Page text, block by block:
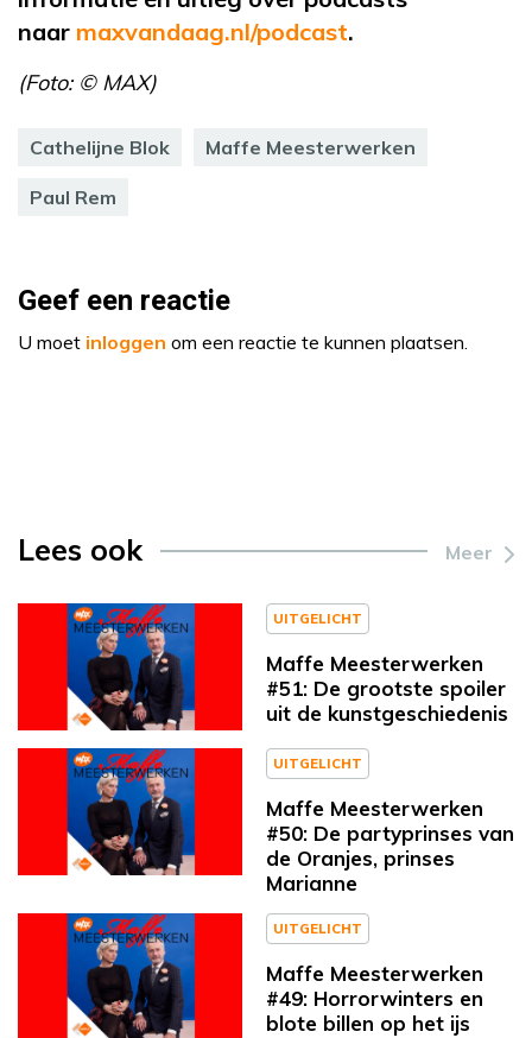
naar maxvandaag.nl/podcast.
(Foto: © MAX)
Cathelijne Blok Maffe Meesterwerken
Paul Rem
Geef een reactie
U moet inloggen om een reactie te kunnen plaatsen.
Lees ook Meer
UITGELICHT
Maffe Meesterwerken
#51: De grootste spoiler
uit de kunstgeschiedenis
UITGELICHT
Maffe Meesterwerken
#50: De partyprinses van
de Oranjes, prinses
Marianne
UITGELICHT
Maffe Meesterwerken
#49: Horrorwinters en
blote billen op het ijs